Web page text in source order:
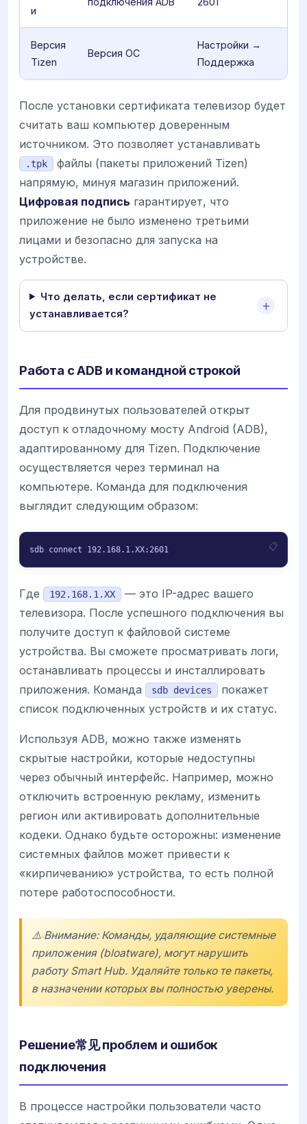
и
Версия
Tizen
Версия ОС
Настройки →
Поддержка
После установки сертификата телевизор будет
считать ваш компьютер доверенным
источником. Это позволяет устанавливать
.tpk
файлы (пакеты приложений Tizen)
напрямую, минуя магазин приложений.
Цифровая подпись гарантирует, что
приложение не было изменено третьими
лицами и безопасно для запуска на
устройстве.
Что делать, если сертификат не
устанавливается?
Работа с ADB и командной строкой
Для продвинутых пользователей открыт
доступ к отладочному мосту Android (ADB),
адаптированному для Tizen. Подключение
осуществляется через терминал на
компьютере. Команда для подключения
выглядит следующим образом:
sdb connect 192.168.1.XX:2601
Где 192.168.1.XX
— это IP-адрес вашего
телевизора. После успешного подключения вы
получите доступ к файловой системе
устройства. Вы сможете просматривать логи,
останавливать процессы и инсталлировать
приложения. Команда
sdb devices
покажет
список подключенных устройств и их статус.
Используя ADB, можно также изменять
скрытые настройки, которые недоступны
через обычный интерфейс. Например, можно
отключить встроенную рекламу, изменить
регион или активировать дополнительные
кодеки. Однако будьте осторожны: изменение
системных файлов может привести к
«кирпичеванию» устройства, то есть полной
потере работоспособности.
⚠️ Внимание: Команды, удаляющие системные
приложения (bloatware), могут нарушить
работу Smart Hub. Удаляйте только те пакеты,
в назначении которых вы полностью уверены.
Решение常见 проблем и ошибок
подключения
В процессе настройки пользователи часто